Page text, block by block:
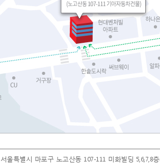
서울특별시 마포구 노고산동 107-111 미화빌딩 5,6,7,8